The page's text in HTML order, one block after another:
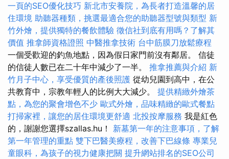
一頁的SEO優化技巧 新北市安養院，為長者打造溫馨的居
住環境 助聽器種類，挑選最適合您的助聽器型號與類型 新
竹外燴，提供獨特的餐飲體驗 徵信社到底有用嗎？了解其
價值 推拿師資格證照 中醫推拿技術 台中筋膜刀放鬆療程
一個受歡迎的釣魚地點，因為假日家門前沒有鄰居。 信徒
的信徒人數已在二十年中減少了一半。 推拿推薦與介紹 新
竹月子中心，享受優質的產後照護 從幼兒園到高中，在公
共教育中，宗教年輕人的比例大大減少。 提供精緻外燴茶
點，為您的聚會增色不少 歐式外燴，品味精緻的歐式餐點
打掃家裡，讓您的居住環境更舒適 北投按摩服務 我是紅色
的，謝謝您選擇szallas.hu！ 新墓第一年的注意事項，了解
第一年管理的重點 雙下巴醫美療程，改善下巴線條 專業兒
童眼科，為孩子的視力健康把關 提升網站排名的SEO公司